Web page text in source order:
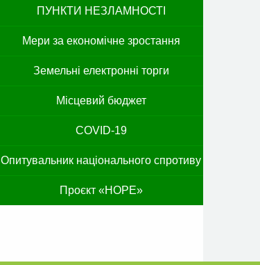
ПУНКТИ НЕЗЛАМНОСТІ
Мери за економічне зростання
Земельні електронні торги
Місцевий бюджет
COVID-19
Опитувальник національного спротиву
Проєкт «HOPE»